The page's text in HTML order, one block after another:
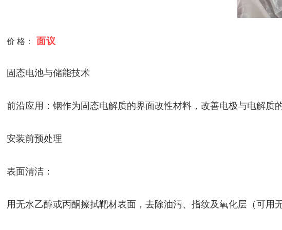
价 格： 面议
固态电池与储能技术
前沿应用：铟作为固态电解质的界面改性材料，改善电极与电解质
安装前预处理
表面清洁：
用无水乙醇或丙酮擦拭靶材表面，去除油污、指纹及氧化层（可